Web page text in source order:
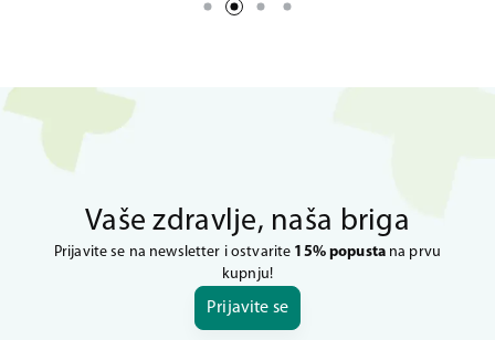
Vaše zdravlje, naša briga
Prijavite se na newsletter i ostvarite 15% popustana prvu
kupnju!
Prijavite se